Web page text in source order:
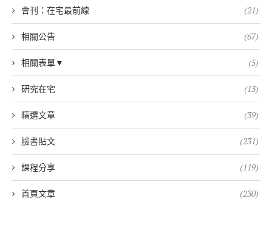
會刊：在宅最前線 (21)
相關公告 (67)
相關表單▼ (5)
研究在宅 (13)
精選文章 (39)
臉書貼文 (231)
課程分享 (119)
首頁文章 (230)